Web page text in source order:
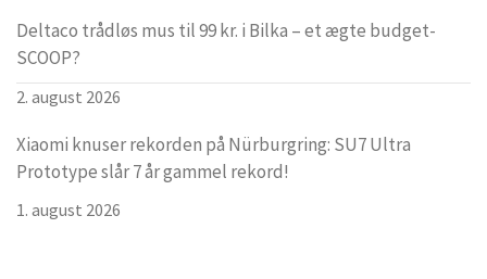
Deltaco trådløs mus til 99 kr. i Bilka – et ægte budget-
SCOOP?
2. august 2026
Xiaomi knuser rekorden på Nürburgring: SU7 Ultra
Prototype slår 7 år gammel rekord!
1. august 2026